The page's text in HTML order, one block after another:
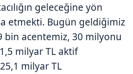
geleceğine yön
etmekti. Bugün geldiğimiz
bin acentemiz, 30 milyonu
milyar TL aktif
milyar TL